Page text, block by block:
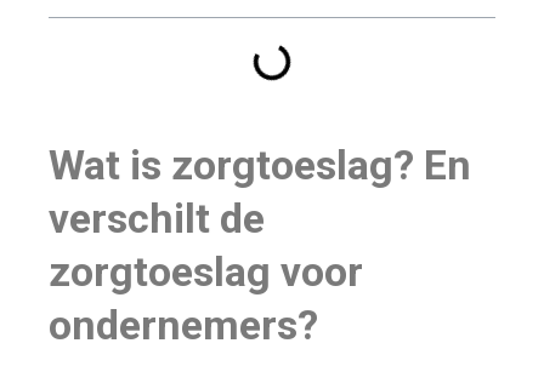
Wat is zorgtoeslag? En
verschilt de
zorgtoeslag voor
ondernemers?